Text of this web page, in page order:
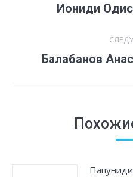
Иониди
Балабанов